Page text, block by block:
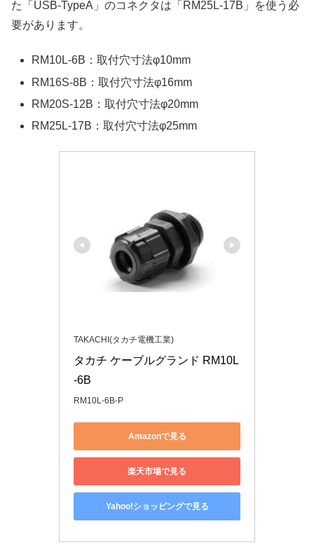
た「USB-TypeA」のコネクタは「RM25L-17B」を使う必
要があります。
RM10L-6B：取付穴寸法φ10mm
RM16S-8B：取付穴寸法φ16mm
RM20S-12B：取付穴寸法φ20mm
RM25L-17B：取付穴寸法φ25mm
TAKACHI(タカチ電機工業)
タカチ ケーブルグランド RM10L
-6B
RM10L-6B-P
Amazonで見る
楽天市場で見る
Yahoo!ショッピングで見る